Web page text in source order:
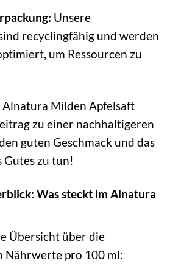
Unsere
recyclingfähig und werden
um Ressourcen zu
Alnatura Milden Apfelsaft
zu einer nachhaltigeren
guten Geschmack und das
Gutes zu tun!
Was steckt im Alnatura
Übersicht über die
Nährwerte pro 100 ml: